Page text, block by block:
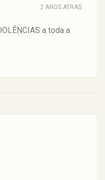
2 ANOS ATRAS
a toda a